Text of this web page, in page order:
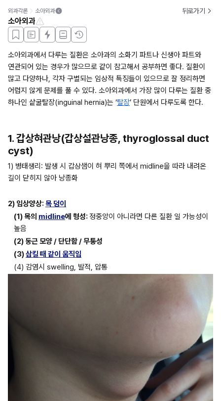
외과각론 소아외과 뒤로가기
소아외과
소아외과에서 다루는 질환은 소아과의 소화기 파트나 신생아 파트와
연관되어 있는 경우가 많으므로 같이 참고해서 공부하면 좋다. 질환이
많고 다양하나, 각자 구별되는 임상적 특징들이 있으므로 잘 정리하면
어렵지 않게 문제를 풀 수 있다. 소아외과에서 가장 많이 다루는 질환 중
하나인 샅굴탈장(inguinal hernia)는 ‘탈장’ 단원에서 다루도록 한다.
1. 갑상혀관낭(갑상설관낭종, thyroglossal duct
cyst)
1) 병태생리: 발생 시 갑상샘이 혀 뿌리 쪽에서 midline을 따라 내려온
길이 닫히지 않아 낭종화
2) 임상양상: 목 덩이
(1) 목의 midline에 형성: 정중앙이 아니라면 다른 질환 일 가능성이
높음
(2) 둥근 모양 / 단단함 / 무통성
(3) 삼킬 때 같이 움직임
(4) 감염시 swelling, 발적, 압통